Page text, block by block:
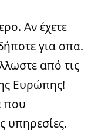
Αν έχετε
για σπα.
από τις
Ευρώπης!
που
υπηρεσίες.